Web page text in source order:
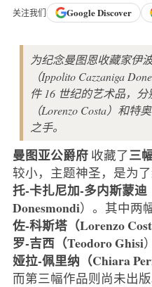
关注我们 GoogleDiscover
为纪念曼图恩收藏家伊
（Ippolito Cazzaniga
件 16 世纪的艺术品，
（Lorenzo Costa）和特
之手。
曼图亚公爵府 收藏了三
较小，主题神圣，是为
托-卡扎尼加-多内斯蒙迪
Donesmondi）。其中两
佐-科斯塔（Lorenzo
罗-吉西（Teodoro Ghisi
娅拉-佩里纳（Chiara
而第三幅作品则尚未出版